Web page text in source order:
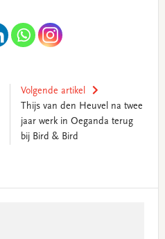
Volgende artikel
Thijs van den Heuvel na twee
jaar werk in Oeganda terug
bij Bird & Bird